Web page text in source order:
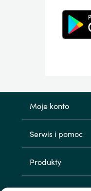
Moje konto
Serwis i pomoc
Produkty